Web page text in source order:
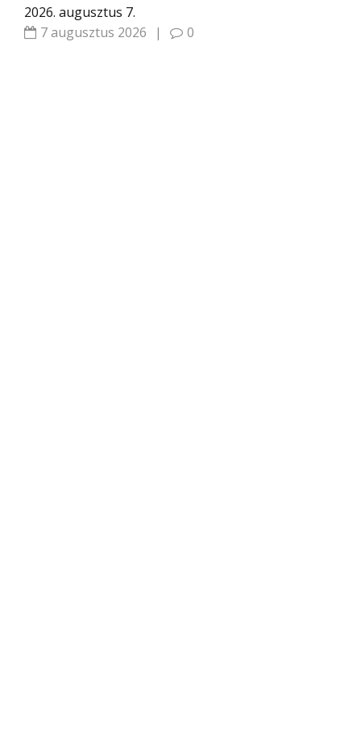
2026. augusztus 7.
7 augusztus 2026
| 0